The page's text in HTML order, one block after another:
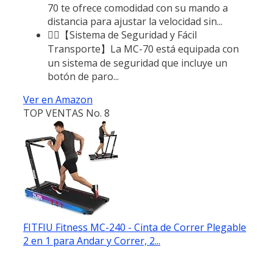
70 te ofrece comodidad con su mando a
distancia para ajustar la velocidad sin...
🏃‍♂️【Sistema de Seguridad y Fácil
Transporte】La MC-70 está equipada con
un sistema de seguridad que incluye un
botón de paro...
Ver en Amazon
TOP VENTAS No. 8
FITFIU Fitness MC-240 - Cinta de Correr Plegable
2 en 1 para Andar y Correr, 2...